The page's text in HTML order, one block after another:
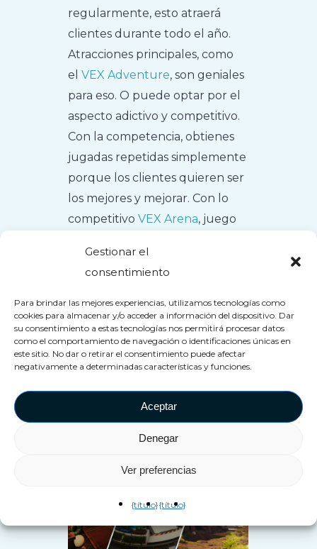
Gestionar el
consentimiento
Para brindar las mejores experiencias, utilizamos tecnologías como
cookies para almacenar y/o acceder a información del dispositivo. Dar
su consentimiento a estas tecnologías nos permitirá procesar datos
como el comportamiento de navegación o identificaciones únicas en
este sitio. No dar o retirar el consentimiento puede afectar
negativamente a determinadas características y funciones.
Aceptar
Denegar
Ver preferencias
{título}{título}
regularmente, esto atraerá
clientes durante todo el año.
Atracciones principales, como
elVEX Adventure, son geniales
para eso. O puede optar por el
aspecto adictivo y competitivo.
Con la competencia, obtienes
jugadas repetidas simplemente
porque los clientes quieren ser
los mejores y mejorar. Con lo
competitivoVEX Arena, juego
recreativa.
Con un número infinito de
realidad virtual permite una
gran rejugabilidad.